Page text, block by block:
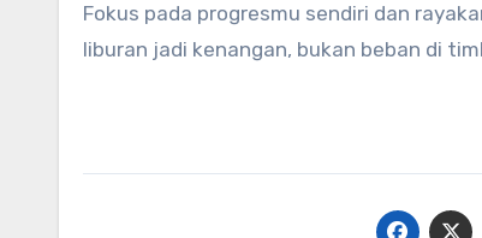
Fokus pada progresmu sendiri dan
liburan jadi kenangan, bukan beban di